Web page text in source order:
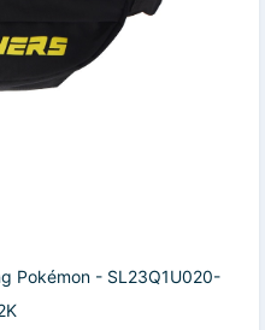
Pokémon - SL23Q1U020-